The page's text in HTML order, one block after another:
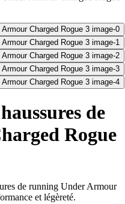
de
Rogue
de running Under Armour
et légèreté.